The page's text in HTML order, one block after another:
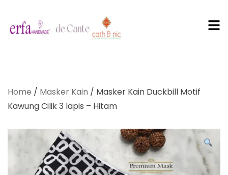
Mandiri
Home / Masker Kain / Masker Kain Duckbill Motif
Kawung Cilik 3 lapis – Hitam